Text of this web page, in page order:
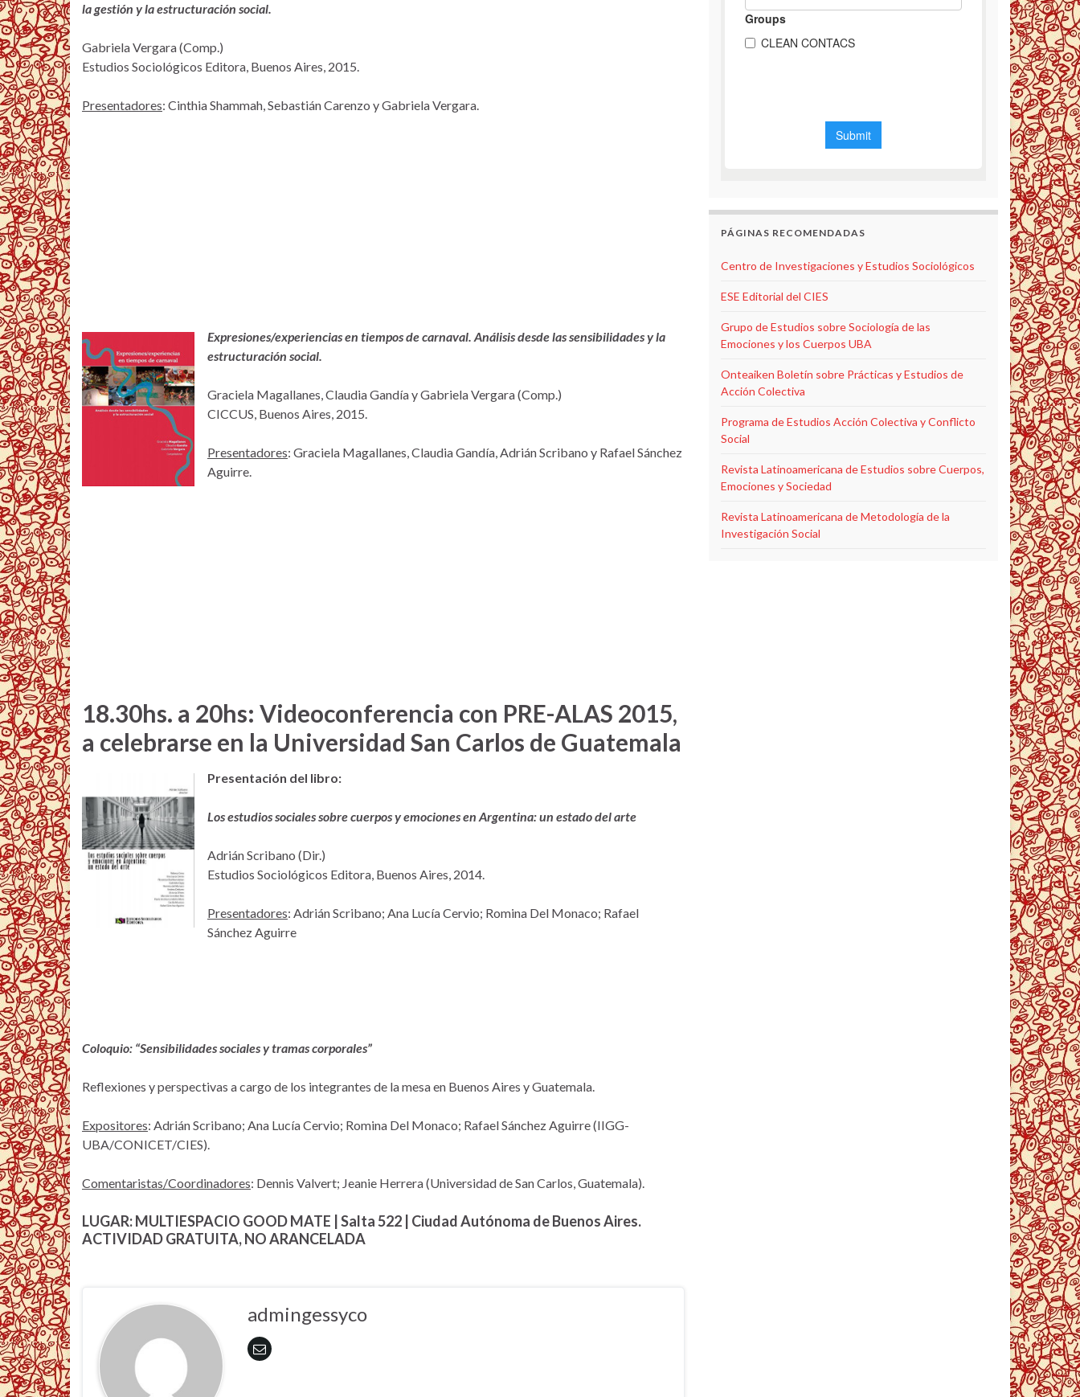
la gestión y la estructuración social.
Gabriela Vergara (Comp.)
Estudios Sociológicos Editora, Buenos Aires, 2015.
Presentadores: Cinthia Shammah, Sebastián Carenzo y Gabriela Vergara.
Expresiones/experiencias en tiempos de carnaval. Análisis desde las sensibilidades y la
estructuración social.
Graciela Magallanes, Claudia Gandía y Gabriela Vergara (Comp.)
CICCUS, Buenos Aires, 2015.
Presentadores: Graciela Magallanes, Claudia Gandía, Adrián Scribano y Rafael Sánchez
Aguirre.
18.30hs. a 20hs: Videoconferencia con PRE-ALAS 2015,
a celebrarse en la Universidad San Carlos de Guatemala
Presentación del libro:
Los estudios sociales sobre cuerpos y emociones en Argentina: un estado del arte
Adrián Scribano (Dir.)
Estudios Sociológicos Editora, Buenos Aires, 2014.
Presentadores: Adrián Scribano; Ana Lucía Cervio; Romina Del Monaco; Rafael
Sánchez Aguirre
Coloquio: “Sensibilidades sociales y tramas corporales”
Reflexiones y perspectivas a cargo de los integrantes de la mesa en Buenos Aires y Guatemala.
Expositores: Adrián Scribano; Ana Lucía Cervio; Romina Del Monaco; Rafael Sánchez Aguirre (IIGG-
UBA/CONICET/CIES).
Comentaristas/Coordinadores: Dennis Valvert; Jeanie Herrera (Universidad de San Carlos, Guatemala).
LUGAR: MULTIESPACIO GOOD MATE | Salta 522 | Ciudad Autónoma de Buenos Aires.
ACTIVIDAD GRATUITA, NO ARANCELADA
admingessyco
PÁGINAS RECOMENDADAS
Centro de Investigaciones y Estudios Sociológicos
ESE Editorial del CIES
Grupo de Estudios sobre Sociología de las
Emociones y los Cuerpos UBA
Onteaiken Boletín sobre Prácticas y Estudios de
Acción Colectiva
Programa de Estudios Acción Colectiva y Conflicto
Social
Revista Latinoamericana de Estudios sobre Cuerpos,
Emociones y Sociedad
Revista Latinoamericana de Metodología de la
Investigación Social